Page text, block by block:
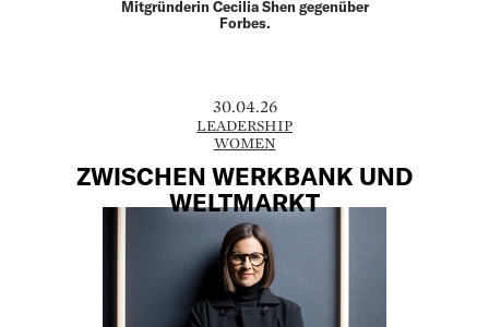
Mitgründerin Cecilia Shen gegenüber
Forbes.
30.04.26
LEADERSHIP
WOMEN
ZWISCHEN WERKBANK UND
WELTMARKT